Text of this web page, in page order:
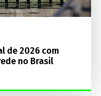
de 2026 com
no Brasil